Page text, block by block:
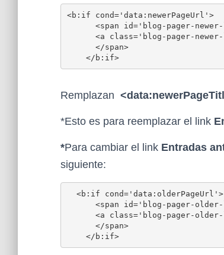
<b:if cond='data:newerPageUrl'>
<span id='blog-pager-
<a class='blog-pager-newer-
</span>
</b:if>
Remplazan
*Esto es para reemplazar el link
*Para cambiar el link Entradas
siguiente:
<b:if cond='data:olderPageUrl'>
<span id='blog-pager-
<a class='blog-pager-older-
</span>
</b:if>